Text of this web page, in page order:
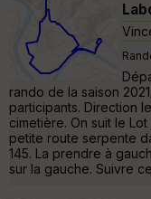
rando de la saison
participants. Direction
cimetière. On suit le
petite route serpente
145. La prendre à
sur la gauche. Suivre